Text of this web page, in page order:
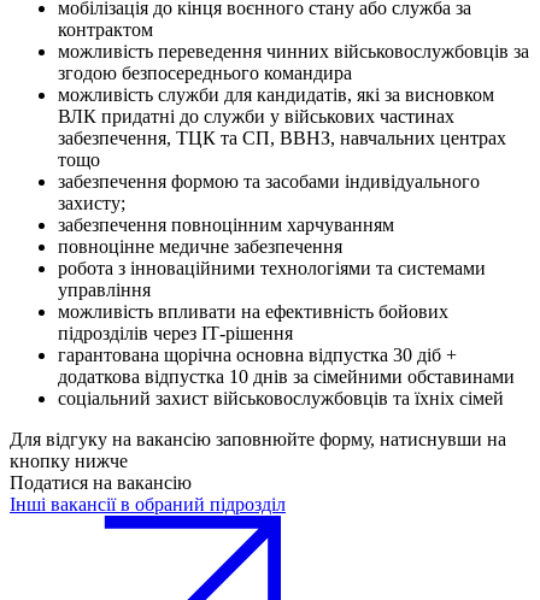
мобілізація до кінця воєнного стану або служба за
контрактом
можливість переведення чинних військовослужбовців за
згодою безпосереднього командира
можливість служби для кандидатів, які за висновком
ВЛК придатні до служби у військових частинах
забезпечення, ТЦК та СП, ВВНЗ, навчальних центрах
тощо
забезпечення формою та засобами індивідуального
захисту;
забезпечення повноцінним харчуванням
повноцінне медичне забезпечення
робота з інноваційними технологіями та системами
управління
можливість впливати на ефективність бойових
підрозділів через ІТ-рішення
гарантована щорічна основна відпустка 30 діб +
додаткова відпустка 10 днів за сімейними обставинами
соціальний захист військовослужбовців та їхніх сімей
Для відгуку на вакансію заповнюйте форму, натиснувши на
кнопку нижче
Податися на вакансію
Інші вакансії в обраний підрозділ